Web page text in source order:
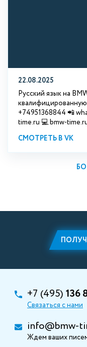
22.08.2025
Русский язык на
+74951368844 📲
time.ru 💻 bmw-
СМОТРЕТЬ В VK
+7 (495) 136
Связаться с нами
info@bmw-
Ждем ваших